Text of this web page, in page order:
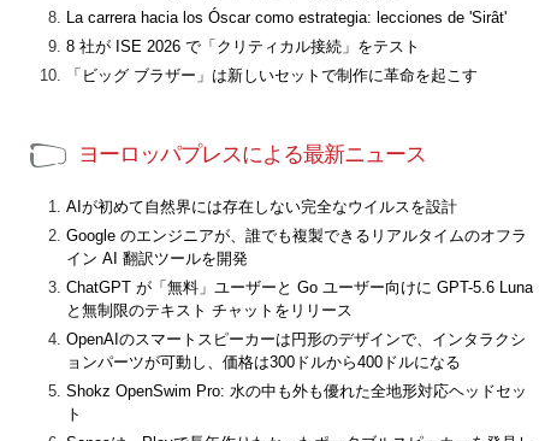
La carrera hacia los Óscar como estrategia: lecciones de 'Sirât'
8 社が ISE 2026 で「クリティカル接続」をテスト
「ビッグ ブラザー」は新しいセットで制作に革命を起こす
ヨーロッパプレスによる最新ニュース
AIが初めて自然界には存在しない完全なウイルスを設計
Google のエンジニアが、誰でも複製できるリアルタイムのオフラ
イン AI 翻訳ツールを開発
ChatGPT が「無料」ユーザーと Go ユーザー向けに GPT-5.6 Luna
と無制限のテキスト チャットをリリース
OpenAIのスマートスピーカーは円形のデザインで、インタラクシ
ョンパーツが可動し、価格は300ドルから400ドルになる
Shokz OpenSwim Pro: 水の中も外も優れた全地形対応ヘッドセッ
ト